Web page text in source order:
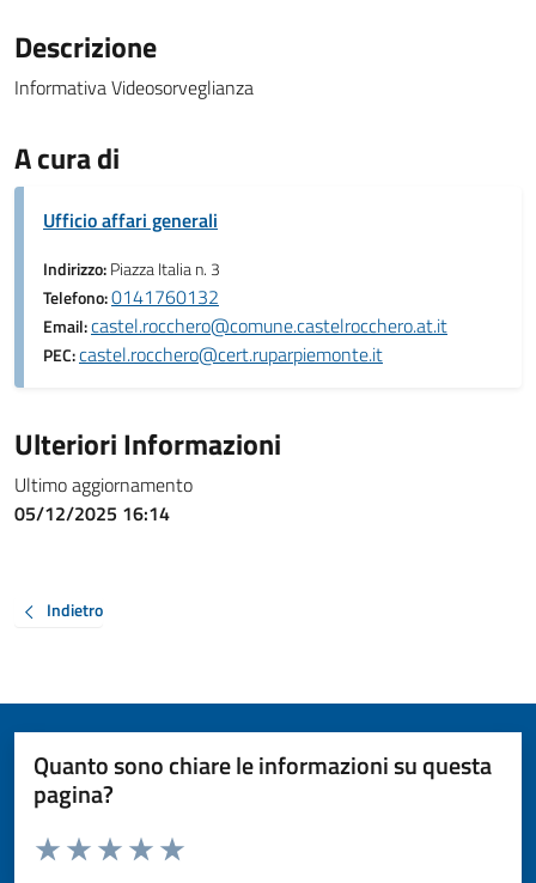
Descrizione
Informativa Videosorveglianza
A cura di
Ufficio affari generali
Indirizzo:Piazza Italia n. 3
Telefono:0141760132
Email:castel.rocchero@comune.castelrocchero.at.it
PEC:castel.rocchero@cert.ruparpiemonte.it
Ulteriori Informazioni
Ultimo aggiornamento
05/12/2025 16:14
Indietro
Quanto sono chiare le informazioni su questa
pagina?
Valuta da 1 a 5 stelle la pagina